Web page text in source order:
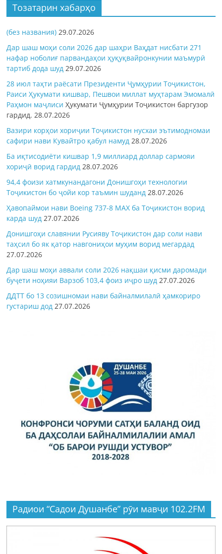
Тозатарин хабарҳо
(без названия) 29.07.2026
Дар шаш моҳи соли 2026 дар шаҳри Ваҳдат нисбати 271
нафар ноболиғ парвандаҳои ҳуқуқвайронкунии маъмурӣ
тартиб дода шуд 29.07.2026
28 июл таҳти раёсати Президенти Ҷумҳурии Тоҷикистон,
Раиси Ҳукумати кишвар, Пешвои миллат муҳтарам Эмомалӣ
Раҳмон маҷлисиҲукумати Ҷумҳурии Тоҷикистон баргузор
гардид.28.07.2026
Вазири корҳои хориҷии Тоҷикистон нусхаи эътимодномаи
сафири нави Кувайтро қабул намуд 28.07.2026
Ба иқтисодиёти кишвар 1,9 миллиард доллар сармояи
хориҷӣ ворид гардид 28.07.2026
94,4 фоизи хатмкунандагони Донишгоҳи технологии
Тоҷикистон бо ҷойи кор таъмин шуданд 28.07.2026
Ҳавопаймои нави Boeing 737-8 MAX ба Тоҷикистон ворид
карда шуд 27.07.2026
Донишгоҳи славянии Русияву Тоҷикистон дар соли нави
таҳсил бо як қатор навгониҳои муҳим ворид мегардад
27.07.2026
Дар шаш моҳи аввали соли 2026 нақшаи қисми даромади
буҷети ноҳияи Варзоб 103,4 фоиз иҷро шуд 27.07.2026
ДДТТ бо 13 созишномаи нави байналмилалӣ ҳамкориро
густариш дод 27.07.2026
Радиои “Садои Душанбе” рӯи мавҷи 102.2FM